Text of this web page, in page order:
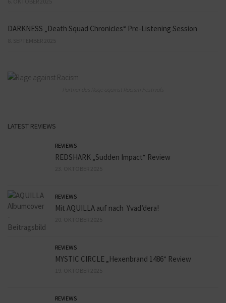
DARKNESS „Death Squad Chronicles“ Pre-Listening Session
LATEST REVIEWS
REVIEWS
REDSHARK „Sudden Impact“ Review
REVIEWS
Mit AQUILLA auf nach Yvad’dera!
REVIEWS
MYSTIC CIRCLE „Hexenbrand 1486“ Review
REVIEWS